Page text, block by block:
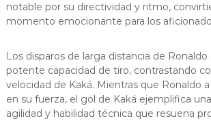
notable por su directividad y ritmo,
momento emocionante para los
Los disparos de larga distancia de
potente capacidad de tiro, contrastando
velocidad de Kaká. Mientras que Ronaldo
en su fuerza, el gol de Kaká ejemplifica
agilidad y habilidad técnica que resuena